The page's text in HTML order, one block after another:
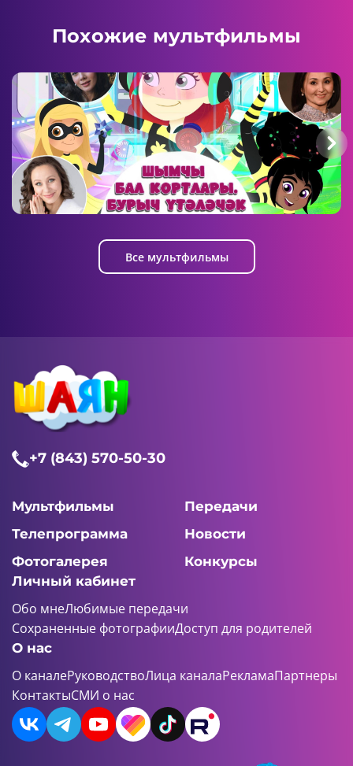
4 серия
21:07 AM
Агент 203
5 серия
Агент 203
Агент 203
Похожие мультфильмы
Все мультфильмы
+7 (843) 570-50-30
Мультфильмы
Передачи
Телепрограмма
Новости
Фотогалерея
Конкурсы
Личный кабинет
Обо мнеЛюбимые передачи
Сохраненные фотографииДоступ для родителей
О нас
О каналеРуководствоЛица каналаРекламаПартнеры
КонтактыСМИ о нас